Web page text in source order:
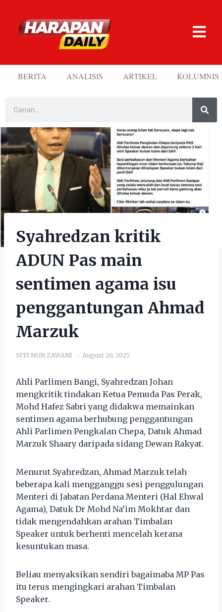
BERITA ANALISIS ARTIKEL KOLUMNIS
Syahredzan kritik
ADUN Pas main
sentimen agama isu
penggantungan Ahmad
Marzuk
SITI NUR ZAWANI August 20, 2025
Ahli Parlimen Bangi, Syahredzan Johan
mengkritik tindakan Ketua Pemuda Pas Perak,
Mohd Hafez Sabri yang didakwa memainkan
sentimen agama berhubung penggantungan
Ahli Parlimen Pengkalan Chepa, Datuk Ahmad
Marzuk Shaary daripada sidang Dewan Rakyat.
Menurut Syahredzan, Ahmad Marzuk telah
beberapa kali mengganggu sesi penggulungan
Menteri di Jabatan Perdana Menteri (Hal Ehwal
Agama), Datuk Dr Mohd Na’im Mokhtar dan
tidak mengendahkan arahan Timbalan
Speaker untuk berhenti mencelah kerana
kesuntukan masa.
Beliau menyaksikan sendiri bagaimaba MP Pas
itu terus mengingkari arahan Timbalan
Speaker.